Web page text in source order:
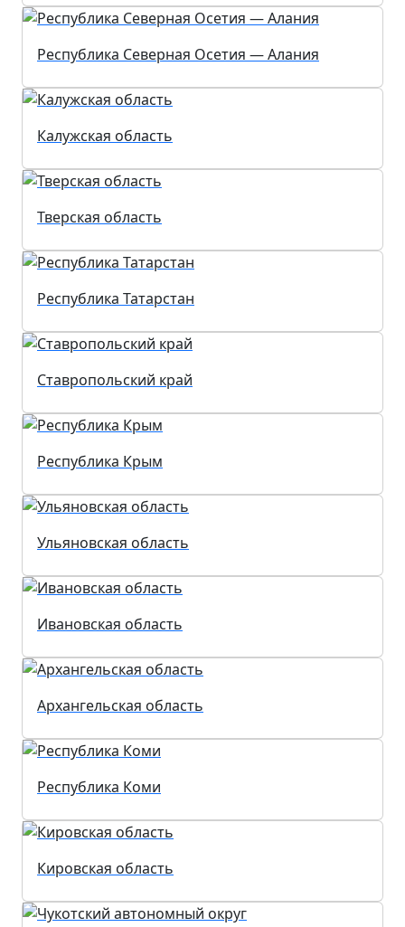
Республика Северная Осетия — Алания
Калужская область
Тверская область
Республика Татарстан
Ставропольский край
Республика Крым
Ульяновская область
Ивановская область
Архангельская область
Республика Коми
Кировская область